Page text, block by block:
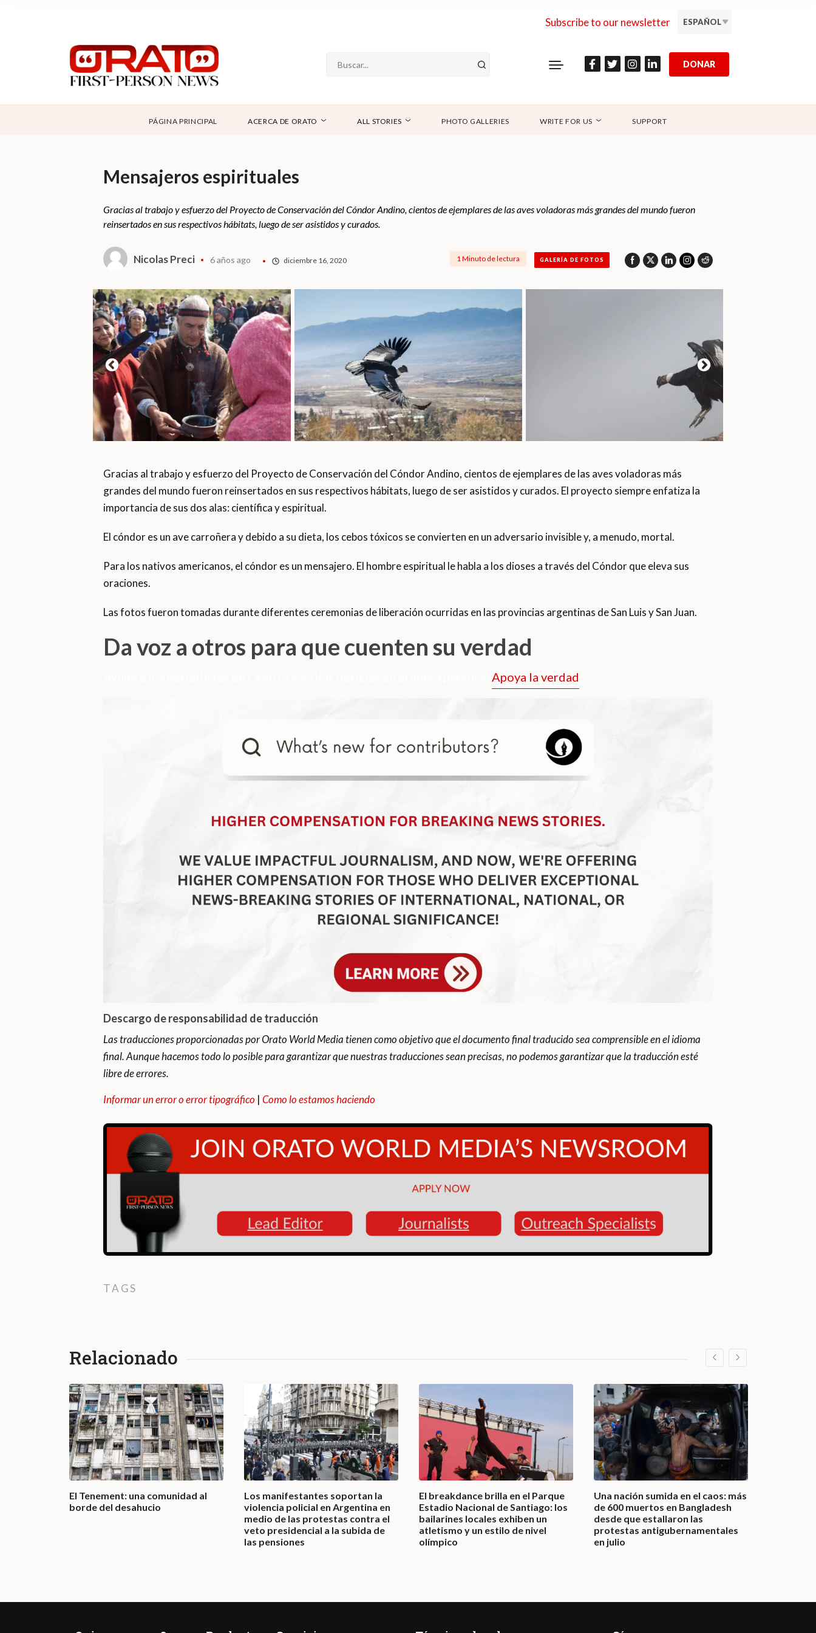
Subscribe to our newsletter ESPAÑOL
SUPPORT
CONTÁCTANOS
DONAR
PÁGINA PRINCIPAL ACERCA DE ORATO ALL STORIES PHOTO GALLERIES WRITE FOR US SUPPORT
Mensajeros espirituales
Gracias al trabajo y esfuerzo del Proyecto de Conservación del Cóndor Andino, cientos de ejemplares de las aves voladoras más grandes del mundo fueron
reinsertados en sus respectivos hábitats, luego de ser asistidos y curados.
Nicolas Preci 6 años ago diciembre 16, 2020 1 Minuto de lectura GALERÍA DE FOTOS
Gracias al trabajo y esfuerzo del Proyecto de Conservación del Cóndor Andino, cientos de ejemplares de las aves voladoras más
grandes del mundo fueron reinsertados en sus respectivos hábitats, luego de ser asistidos y curados. El proyecto siempre enfatiza la
importancia de sus dos alas: científica y espiritual.
El cóndor es un ave carroñera y debido a su dieta, los cebos tóxicos se convierten en un adversario invisible y, a menudo, mortal.
Para los nativos americanos, el cóndor es un mensajero. El hombre espiritual le habla a los dioses a través del Cóndor que eleva sus
oraciones.
Las fotos fueron tomadas durante diferentes ceremonias de liberación ocurridas en las provincias argentinas de San Luis y San Juan.
Da voz a otros para que cuenten su verdad
Apoya la verdad
Descargo de responsabilidad de traducción
Las traducciones proporcionadas por Orato World Media tienen como objetivo que el documento final traducido sea comprensible en el idioma
final. Aunque hacemos todo lo posible para garantizar que nuestras traducciones sean precisas, no podemos garantizar que la traducción esté
libre de errores.
Informar un error o error tipográfico | Como lo estamos haciendo
TAGS
Relacionado
El Tenement: una comunidad al
borde del desahucio
Los manifestantes soportan la
violencia policial en Argentina en
medio de las protestas contra el
veto presidencial a la subida de
las pensiones
El breakdance brilla en el Parque
Estadio Nacional de Santiago: los
bailarines locales exhiben un
atletismo y un estilo de nivel
olímpico
Una nación sumida en el caos: más
de 600 muertos en Bangladesh
desde que estallaron las
protestas antigubernamentales
en julio